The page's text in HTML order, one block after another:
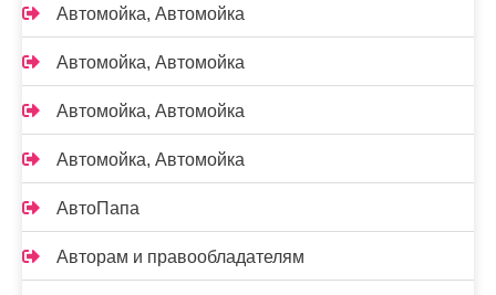
Автомойка, Автомойка
Автомойка, Автомойка
Автомойка, Автомойка
Автомойка, Автомойка
АвтоПапа
Авторам и правообладателям